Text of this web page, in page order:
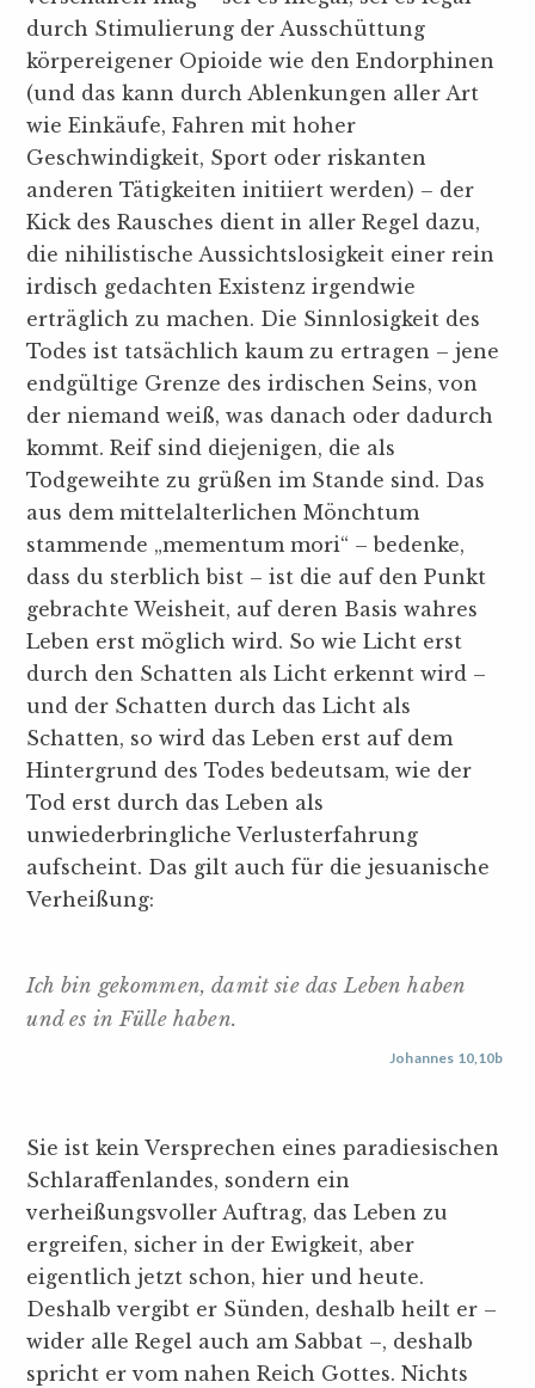
durch Stimulierung der Ausschüttung
körpereigener Opioide wie den Endorphinen
(und das kann durch Ablenkungen aller Art
wie Einkäufe, Fahren mit hoher
Geschwindigkeit, Sport oder riskanten
anderen Tätigkeiten initiiert werden) – der
Kick des Rausches dient in aller Regel dazu,
die nihilistische Aussichtslosigkeit einer rein
irdisch gedachten Existenz irgendwie
erträglich zu machen. Die Sinnlosigkeit des
Todes ist tatsächlich kaum zu ertragen – jene
endgültige Grenze des irdischen Seins, von
der niemand weiß, was danach oder dadurch
kommt. Reif sind diejenigen, die als
Todgeweihte zu grüßen im Stande sind. Das
aus dem mittelalterlichen Mönchtum
stammende „mementum mori“ – bedenke,
dass du sterblich bist – ist die auf den Punkt
gebrachte Weisheit, auf deren Basis wahres
Leben erst möglich wird. So wie Licht erst
durch den Schatten als Licht erkennt wird –
und der Schatten durch das Licht als
Schatten, so wird das Leben erst auf dem
Hintergrund des Todes bedeutsam, wie der
Tod erst durch das Leben als
unwiederbringliche Verlusterfahrung
aufscheint. Das gilt auch für die jesuanische
Verheißung:
Ich bin gekommen, damit sie das Leben haben
und es in Fülle haben.
Johannes 10,10b
Sie ist kein Versprechen eines paradiesischen
Schlaraffenlandes, sondern ein
verheißungsvoller Auftrag, das Leben zu
ergreifen, sicher in der Ewigkeit, aber
eigentlich jetzt schon, hier und heute.
Deshalb vergibt er Sünden, deshalb heilt er –
wider alle Regel auch am Sabbat –, deshalb
spricht er vom nahen Reich Gottes. Nichts